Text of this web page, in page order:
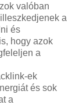
valóban
a
és
hogy azok
a
ek
és sok
a